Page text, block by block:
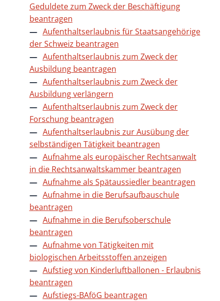
Geduldete zum Zweck der Beschäftigung
beantragen
Aufenthaltserlaubnis für Staatsangehörige
der Schweiz beantragen
Aufenthaltserlaubnis zum Zweck der
Ausbildung beantragen
Aufenthaltserlaubnis zum Zweck der
Ausbildung verlängern
Aufenthaltserlaubnis zum Zweck der
Forschung beantragen
Aufenthaltserlaubnis zur Ausübung der
selbständigen Tätigkeit beantragen
Aufnahme als europäischer Rechtsanwalt
in die Rechtsanwaltskammer beantragen
Aufnahme als Spätaussiedler beantragen
Aufnahme in die Berufsaufbauschule
beantragen
Aufnahme in die Berufsoberschule
beantragen
Aufnahme von Tätigkeiten mit
biologischen Arbeitsstoffen anzeigen
Aufstieg von Kinderluftballonen - Erlaubnis
beantragen
Aufstiegs-BAföG beantragen